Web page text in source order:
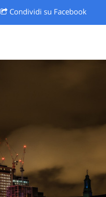
LAZIO
Condividi su Facebook